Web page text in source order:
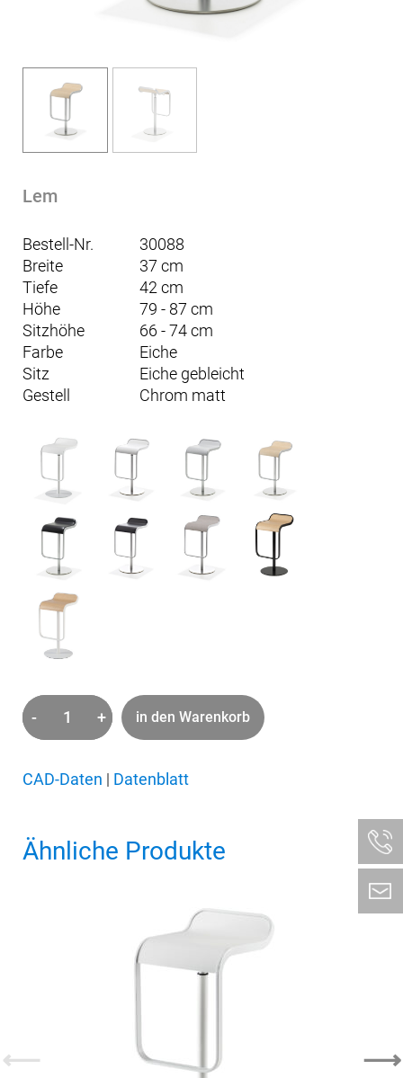
Lem
Bestell-Nr.
30088
Breite
37 cm
Tiefe
42 cm
Höhe
79 - 87 cm
Sitzhöhe
66 - 74 cm
Farbe
Eiche
Sitz
Eiche gebleicht
Gestell
Chrom matt
-
Lem
+ in den Warenkorb
CAD-Daten | Datenblatt
Ähnliche Produkte
⟵ ⟶